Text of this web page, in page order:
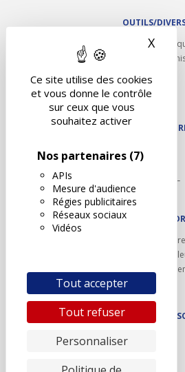
Ce site utilise des cookies
et vous donne le contrôle
sur ceux que vous
souhaitez activer
Nos partenaires (7)
APIs
Mesure d'audience
Régies publicitaires
Réseaux sociaux
Vidéos
Tout accepter
Tout refuser
Personnaliser
X
OUTILS/
Rappel contrôle
Partenariats/
Contact
NOS
Autodidact
Karoil
Autovision PL
Motovision
NOUS
Ouvrir un centre
Devenez
Carrières et
SUIVEZ AUTOVISION SUR LES RÉSEAUX